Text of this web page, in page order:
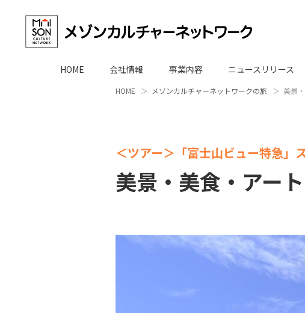
HOME 会社情報 事業内容 ニュースリリース
HOME メゾンカルチャーネットワークの旅 美景
＜ツアー＞「富士山ビュー特急」
美景・美食・アー